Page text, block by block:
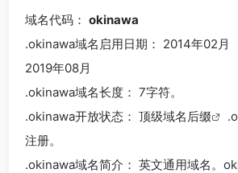
域名代码： okinawa
.okinawa域名 启用日期： 2014年02
2019年08月
.okinawa域名长度： 7字符。
.okinawa开放状态： 顶级域名后缀
注册。
.okinawa域名简介： 英文通用域名。